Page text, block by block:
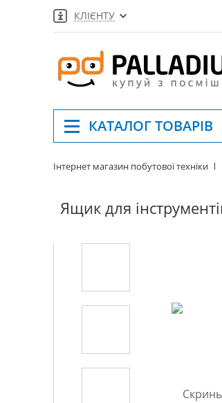
КЛІЄНТУ
КАТАЛОГТОВАРІВ
Інтернет магазин побутової техніки
Ящик для